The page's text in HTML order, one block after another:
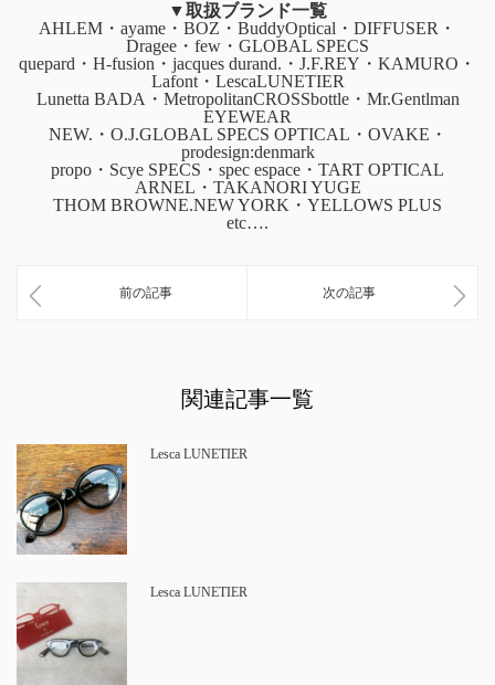
▼取扱ブランド一覧
AHLEM・ayame・BOZ・BuddyOptical・DIFFUSER・
Dragee・few・GLOBAL SPECS
quepard・H-fusion・jacques durand.・J.F.REY・KAMURO・
Lafont・LescaLUNETIER
Lunetta BADA・MetropolitanCROSSbottle・Mr.Gentlman
EYEWEAR
NEW.・O.J.GLOBAL SPECS OPTICAL・OVAKE・
prodesign:denmark
propo・Scye SPECS・spec espace・TART OPTICAL
ARNEL・TAKANORI YUGE
THOM BROWNE.NEW YORK・YELLOWS PLUS
etc….
前の記事 次の記事
関連記事一覧
Lesca LUNETIER
Lesca LUNETIER